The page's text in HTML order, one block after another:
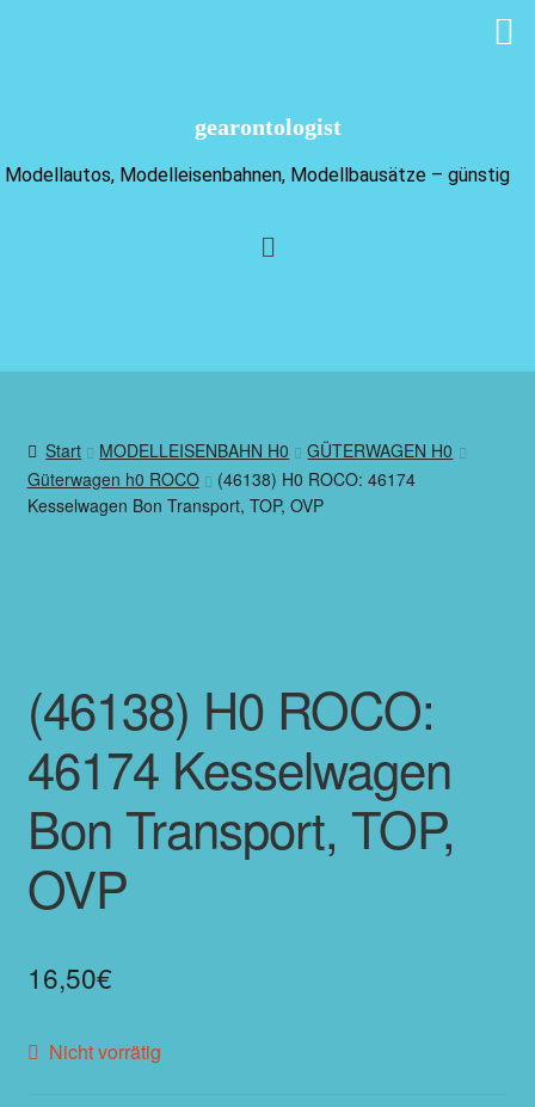
Modellautos, Modelleisenbahnen, Modellbausätze – günstig
Start MODELLEISENBAHN H0
GÜTERWAGEN H0
Güterwagen h0 ROCO
(46138) H0 ROCO: 46174
Kesselwagen Bon Transport, TOP, OVP
(46138) H0 ROCO:
46174 Kesselwagen
Bon Transport, TOP,
OVP
16,50€
Nicht vorrätig
gearontologist